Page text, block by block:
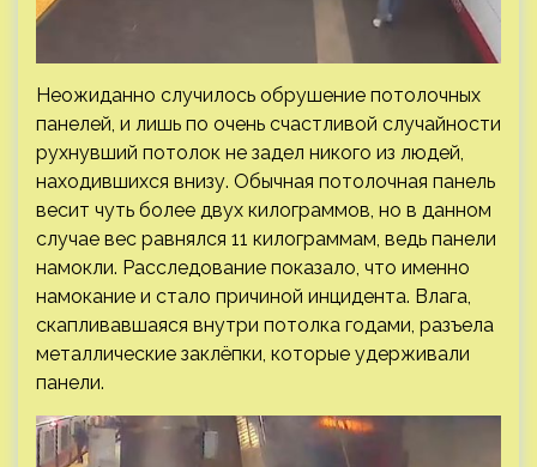
Неожиданно случилось обрушение потолочных
панелей, и лишь по очень счастливой случайности
рухнувший потолок не задел никого из людей,
находившихся внизу. Обычная потолочная панель
весит чуть более двух килограммов, но в данном
случае вес равнялся 11 килограммам, ведь панели
намокли. Расследование показало, что именно
намокание и стало причиной инцидента. Влага,
скапливавшаяся внутри потолка годами, разъела
металлические заклёпки, которые удерживали
панели.